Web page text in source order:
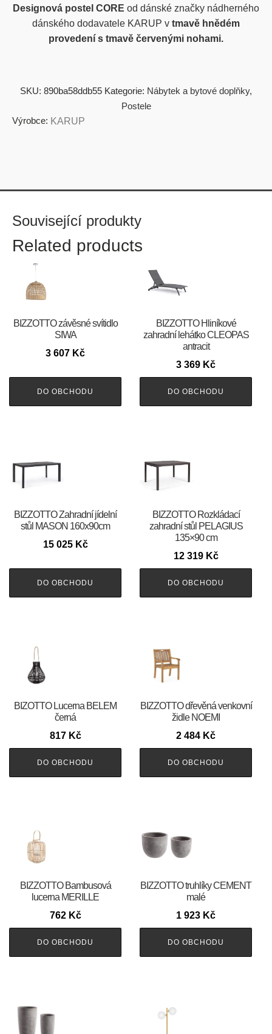
Designová postel CORE od dánské značky nádherného
dánského dodavatele KARUP v tmavě hnědém
provedení s tmavě červenými nohami.
SKU: 890ba58ddb55 Kategorie: Nábytek a bytové doplňky,
Postele
Výrobce: KARUP
Související produkty
Related products
BIZZOTTO závěsné svítidlo
SIWA
3 607 Kč
DO OBCHODU
BIZZOTTO Hliníkové
zahradní lehátko CLEOPAS
antracit
3 369 Kč
DO OBCHODU
BIZZOTTO Zahradní jídelní
stůl MASON 160x90cm
15 025 Kč
DO OBCHODU
BIZZOTTO Rozkládací
zahradní stůl PELAGIUS
135×90 cm
12 319 Kč
DO OBCHODU
BIZOTTO Lucerna BELEM
černá
817 Kč
DO OBCHODU
BIZZOTTO dřevěná venkovní
židle NOEMI
2 484 Kč
DO OBCHODU
BIZZOTTO Bambusová
lucerna MERILLE
762 Kč
DO OBCHODU
BIZZOTTO truhlíky CEMENT
malé
1 923 Kč
DO OBCHODU